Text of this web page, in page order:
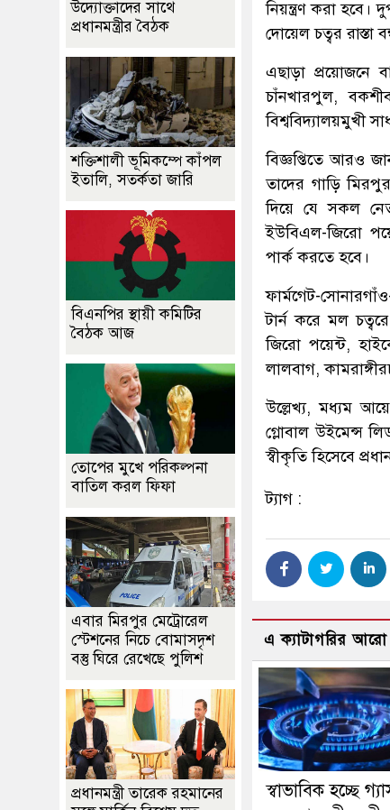
নিয়ন্ত্রণ করা
দোয়েল চত্বর রাস্তা
এছাড়া প্রয়োজনে
চাঁনখারপুল,
বিশ্ববিদ্যালয়মুখী
বিজ্ঞপ্তিতে আরও
তাদের গাড়ি
দিয়ে যে সকল
ইউবিএল-জিরো
পার্ক করতে হবে।
ফার্মগেট-
টার্ন করে মল
জিরো পয়েন্ট,
লালবাগ,
উল্লেখ্য, মধ্যম
গ্লোবাল উইমেন্স
স্বীকৃতি হিসেবে
ট্যাগ :
এ ক্যাটাগরির
স্বাভাবিক হচ্ছে
উদ্যোক্তাদের সাথে
প্রধানমন্ত্রীর বৈঠক
শক্তিশালী ভূমিকম্পে কাঁপল
ইতালি, সতর্কতা জারি
বিএনপির স্থায়ী কমিটির
বৈঠক আজ
তোপের মুখে পরিকল্পনা
বাতিল করল ফিফা
এবার মিরপুর মেট্রোরেল
স্টেশনের নিচে বোমাসদৃশ
বস্তু ঘিরে রেখেছে পুলিশ
প্রধানমন্ত্রী তারেক রহমানের